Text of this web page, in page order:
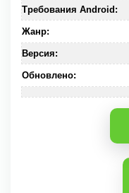
Требования Android:
Жанр:
Версия:
Обновлено: